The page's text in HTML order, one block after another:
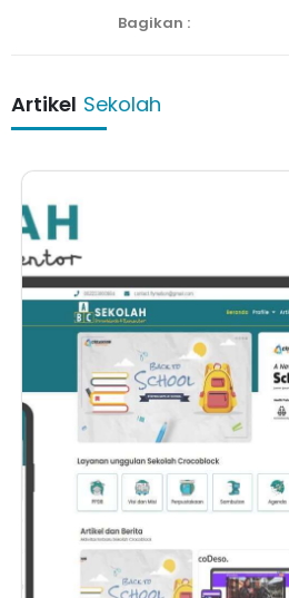
Bagikan :
Artikel Sekolah